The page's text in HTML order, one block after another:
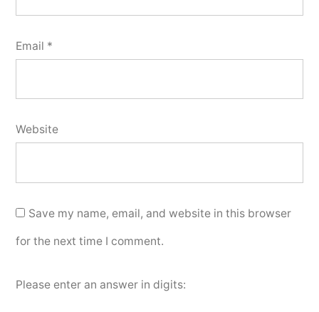
Email *
Website
Save my name, email, and website in this browser
for the next time I comment.
Please enter an answer in digits: